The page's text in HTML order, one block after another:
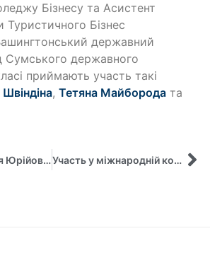
Бізнесу та Асистент
Бізнес
державний
Сумського державного
приймають участь такі
Швіндіна, Тетяна Майборода та
Вітаємо Аркадія Юрійовича Жулавського з Днем народження! Участь у міжнародній конференції